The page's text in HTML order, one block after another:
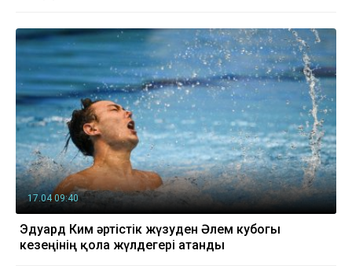
17.04 09:40
Эдуард Ким әртістік жүзуден Әлем кубогы
кезеңінің қола жүлдегері атанды